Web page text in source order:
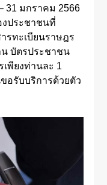
31 มกราคม 2566
งประชาชนที่
รทะเบียนราษฎร
น บัตรประชาชน
พียงท่านละ 1
อรับบริการด้วยตัว